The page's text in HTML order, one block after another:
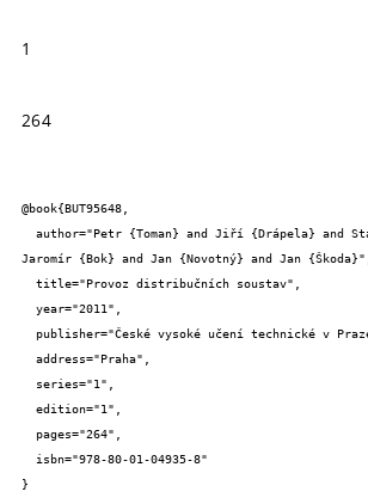
1
264
@book{BUT95648,
Jaromír {Bok} and Jan {Novotný} and Jan {Škoda}",
}